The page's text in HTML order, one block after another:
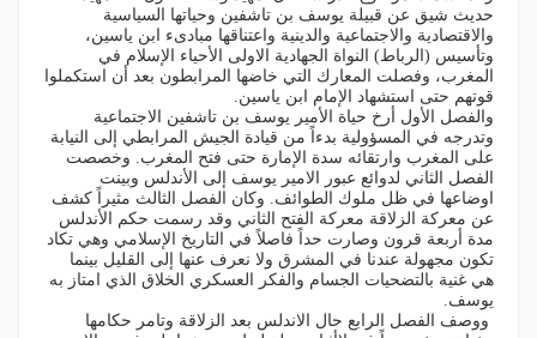
حديث شيق عن قبيلة يوسف بن تاشفين وحياتها السياسية
والاقتصادية والاجتماعية والدينية واعتناقها مبادىء ابن ياسين،
وتأسيس (الرباط) النواة الجهادية الاولى الأحياء الإسلام في
المغرب، وفصلت المعارك التي خاضها المرابطون بعد أن استكملوا
قوتهم حتى استشهاد الإمام ابن ياسين.
والفصل الأول أرخ حياة الأمير يوسف بن تاشفين الاجتماعية
وتدرجه في المسؤولية بدءاً من قيادة الجيش المرابطي إلى النيابة
على المغرب وارتقائه سدة الإمارة حتى فتح المغرب. وخصصت
الفصل الثاني لدوائع عبور الامير يوسف إلى الأندلس وبينت
اوضاعها في ظل ملوك الطوائف. وكان الفصل الثالث مثيراً كشف
عن معركة الزلاقة معركة الفتح الثاني وقد رسمت حكم الأندلس
مدة أربعة قرون وصارت حداً فاصلاً في التاريخ الإسلامي وهي تكاد
تكون مجهولة عندنا في المشرق ولا نعرف عنها إلى القليل بينما
هي غنية بالتضحيات الجسام والفكر العسكري الخلاق الذي امتاز به
يوسف.
ووصف الفصل الرابع حال الاندلس بعد الزلاقة وتامر حكامها